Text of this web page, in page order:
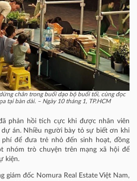
chân trong buổi dạo bộ buổi tối, cùng đọc
tại bàn dài. – Ngày 10 tháng 1, TP.HCM
phản hồi tích cực khi được nhân viên
án. Nhiều người bày tỏ sự biết ơn khi
để đưa trẻ nhỏ đến sinh hoạt, đồng
nhóm trò chuyện trên mạng xã hội để
kiện.
giám đốc Nomura Real Estate Việt Nam,